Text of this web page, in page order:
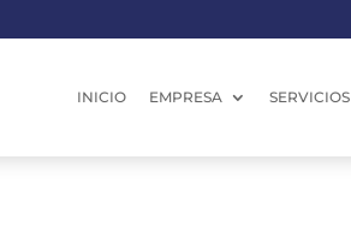
INICIO EMPRESA SERVICIOS